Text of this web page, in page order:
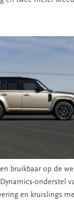
bruikbaar op de
onderstel
en kruislings